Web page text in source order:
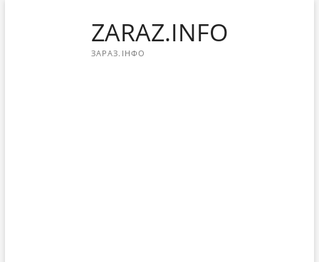
ZARAZ.INFO
ЗАРАЗ.ІНФО